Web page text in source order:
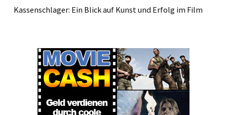
Kassenschlager: Ein Blick auf Kunst und Erfolg im Film